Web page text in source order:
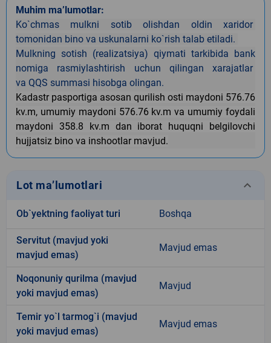
Muhim ma’lumotlar:
Ko`chmas mulkni sotib olishdan oldin xaridor
tomonidan bino va uskunalarni ko`rish talab etiladi.
Mulkning sotish (realizatsiya) qiymati tarkibida bank
nomiga rasmiylashtirish uchun qilingan xarajatlar
va QQS summasi hisobga olingan.
Kadastr pasportiga asosan qurilish osti maydoni 576.76
kv.m, umumiy maydoni 576.76 kv.m va umumiy foydali
maydoni 358.8 kv.m dan iborat huquqni belgilovchi
hujjatsiz bino va inshootlar mavjud.
Lot ma’lumotlari keyboard_arrow_down
Ob`yektning faoliyat turi Boshqa
Servitut (mavjud yoki
mavjud emas)
Mavjud emas
Noqonuniy qurilma (mavjud
yoki mavjud emas)
Mavjud
Temir yo`l tarmog`i (mavjud
yoki mavjud emas)
Mavjud emas